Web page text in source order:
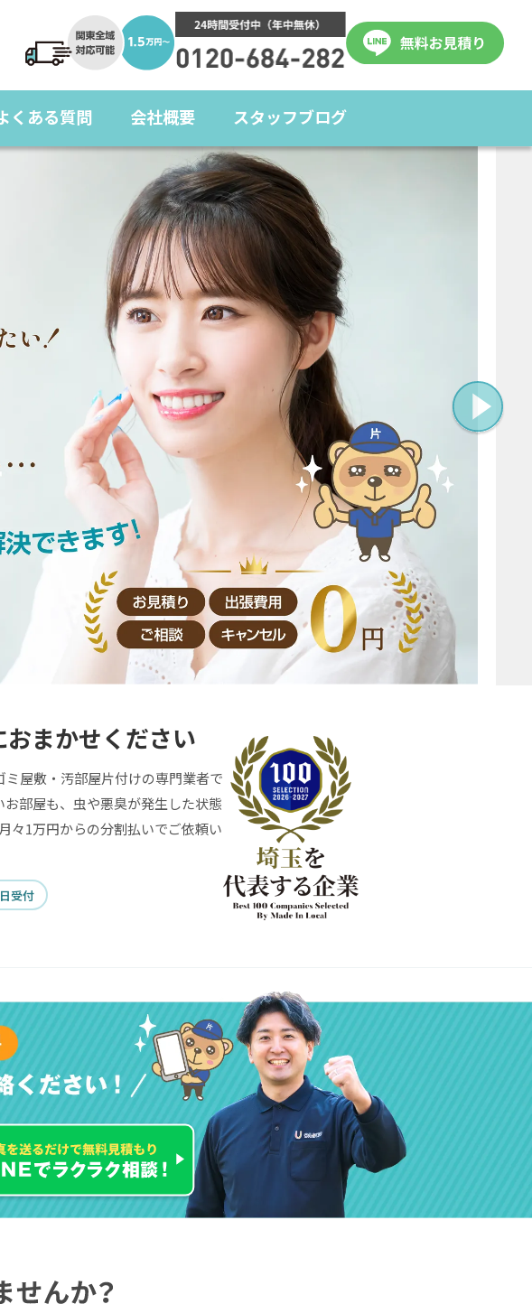
くある質問 会社概要 スタッフブログ
まかせください
屋敷・汚部屋片付けの専門業者で
部屋も、虫や悪臭が発生した状態
々1万円からの分割払いでご依頼い
受付